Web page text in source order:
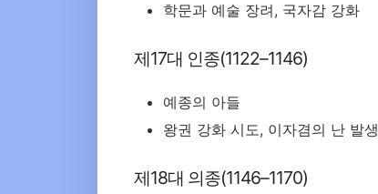
학문과 예술 장려, 국자감 강화
제17대 인종(1122–1146)
예종의 아들
왕권 강화 시도, 이자겸의 난 발생
제18대 의종(1146–1170)